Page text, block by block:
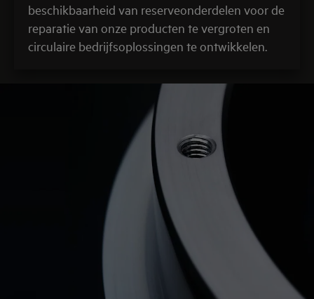
beschikbaarheid van reserveonderdelen voor de
reparatie van onze producten te vergroten en
circulaire bedrijfsoplossingen te ontwikkelen.